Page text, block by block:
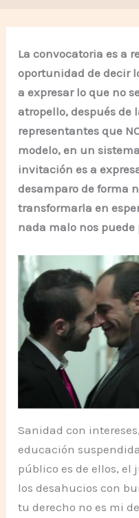
La convocatoria es a
oportunidad de decir
a expresar lo que no
atropello, después de
representantes que
modelo, en un
invitación es a
desamparo de forma
transformarla en
nada malo nos puede
Sanidad con
educación
público es de ellos, el
los desahucios con
tu derecho no es mi